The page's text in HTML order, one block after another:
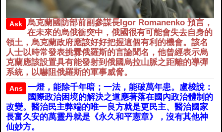
Ask
烏克蘭國防部前副參謀長Igor Romanenko 預言，
在未來的烏俄衝突中，俄國很有可能會失去自身的
領土，烏克蘭政府應該好好把握這個有利的機會。該名
人士以時常發表挑釁俄羅斯的言論聞名，他曾經表示烏
克蘭應該設置具有能發射到俄國烏拉山脈之距離的導彈
系統，以嚇阻俄羅斯的軍事威脅。
Ans
一燈，能除千年暗；一法，能破萬年患。盧梭說：
國際政治困境的解決之道應著落在國內政治體制的
改變。醫治民主弊端的唯一良方就是更民主、醫治國家
長富久安的萬靈丹就是《永久和平憲章》，沒有其他神
仙妙方。